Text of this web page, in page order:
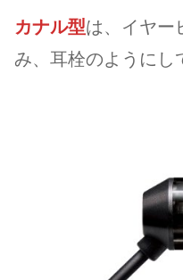
カナル型は、イヤー
み、耳栓のようにし